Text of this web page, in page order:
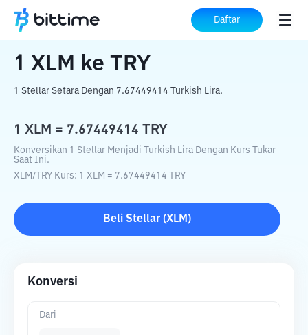
Daftar
Beranda Konverter Kripto ke TRY
1 XLM ke TRY
1 Stellar Setara Dengan 7.67449414 Turkish Lira.
1 XLM = 7.67449414 TRY
Konversikan 1 Stellar Menjadi Turkish Lira Dengan Kurs Tukar
Saat Ini.
XLM/ TRY Kurs: 1 XLM = 7.67449414 TRY
Beli Stellar (XLM )
Konversi
Dari